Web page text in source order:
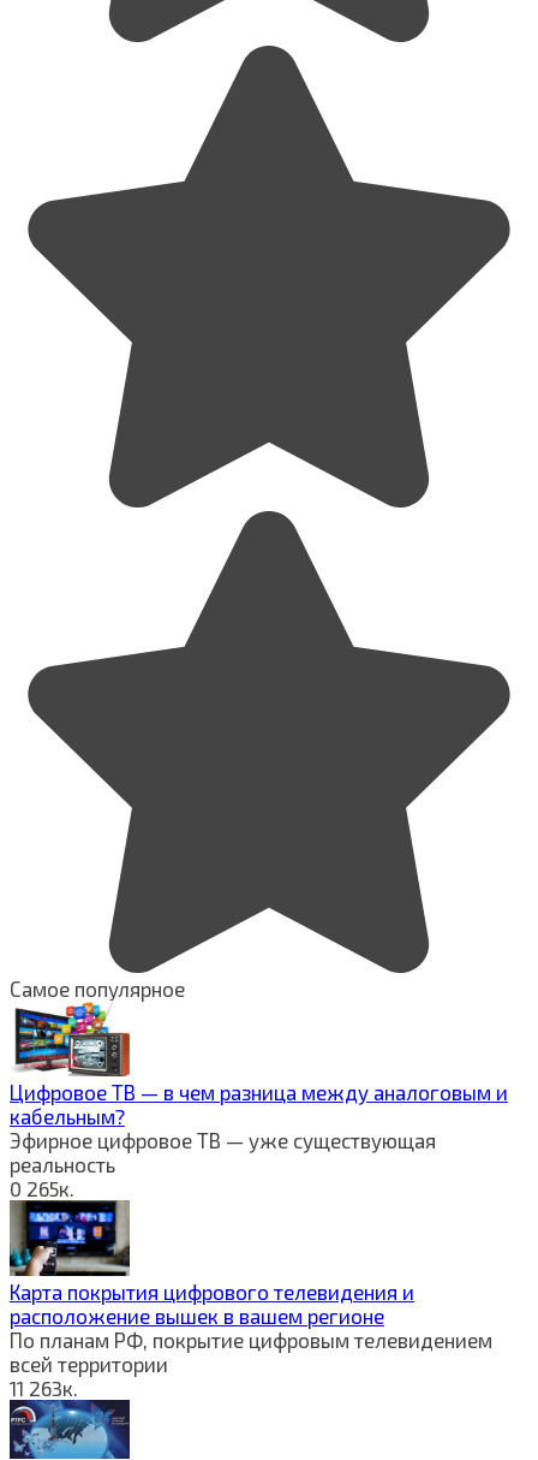
Самое популярное
Цифровое ТВ — в чем разница между аналоговым и
кабельным?
Эфирное цифровое ТВ — уже существующая
реальность
0 265к.
Карта покрытия цифрового телевидения и
расположение вышек в вашем регионе
По планам РФ, покрытие цифровым телевидением
всей территории
11 263к.